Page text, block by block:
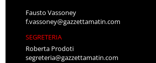
Fausto Vassoney
f.vassoney@gazzettamatin.com
SEGRETERIA
Roberta Prodoti
segreteria@gazzettamatin.com